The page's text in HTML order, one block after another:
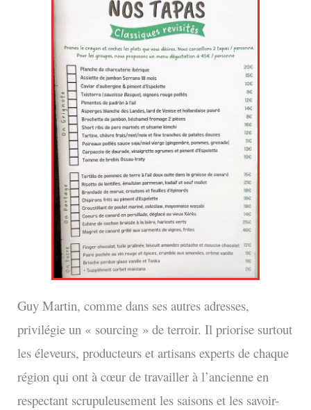
Guy Martin, comme dans ses autres adresses,
privilégie un « sourcing » de terroir. Il priorise surtout
les éleveurs, producteurs et artisans experts de chaque
région qui ont à cœur de travailler à l’ancienne en
respectant scrupuleusement les saisons et les savoir-